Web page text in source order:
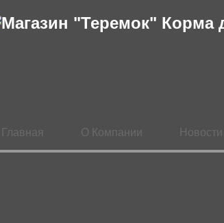
Главная О Компании Новости